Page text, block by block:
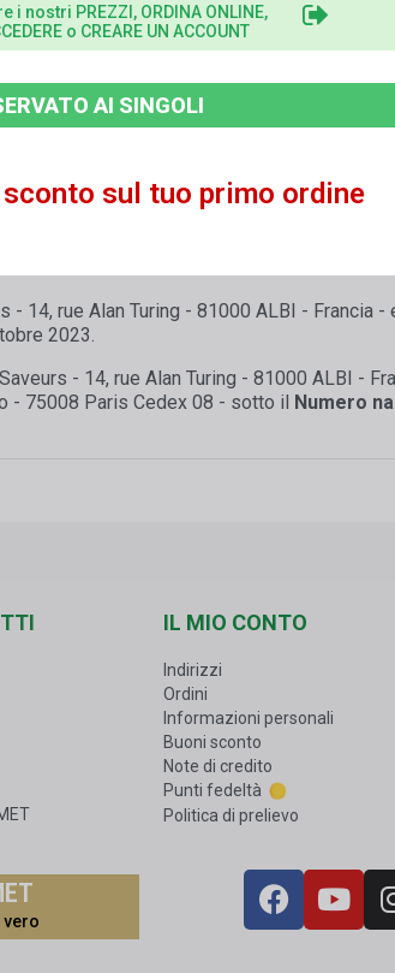
nuovi prodotti e offerte speciali. I dati
l'iscrizione alla newsletter in
dati saranno cancellati entro due mesi
Inviando i dati che hai inserito,
- 14, rue Alan Turing - 81000 ALBI - Francia -
- 75008 Paris Cedex 08 - sotto il
Numero
- 14, rue Alan Turing - 81000 ALBI - Francia
2023.
- 14, rue Alan Turing - 81000 ALBI -
- 75008 Paris Cedex 08 - sotto il Numero
vero
IL MIO CONTO
Indirizzi
Ordini
Informazioni personali
Buoni sconto
Note di credito
Punti fedeltà
Politica di prelievo
AI SINGOLI
i nostri PREZZI, ORDINA ONLINE,
o CREARE UN ACCOUNT
sul tuo primo ordine